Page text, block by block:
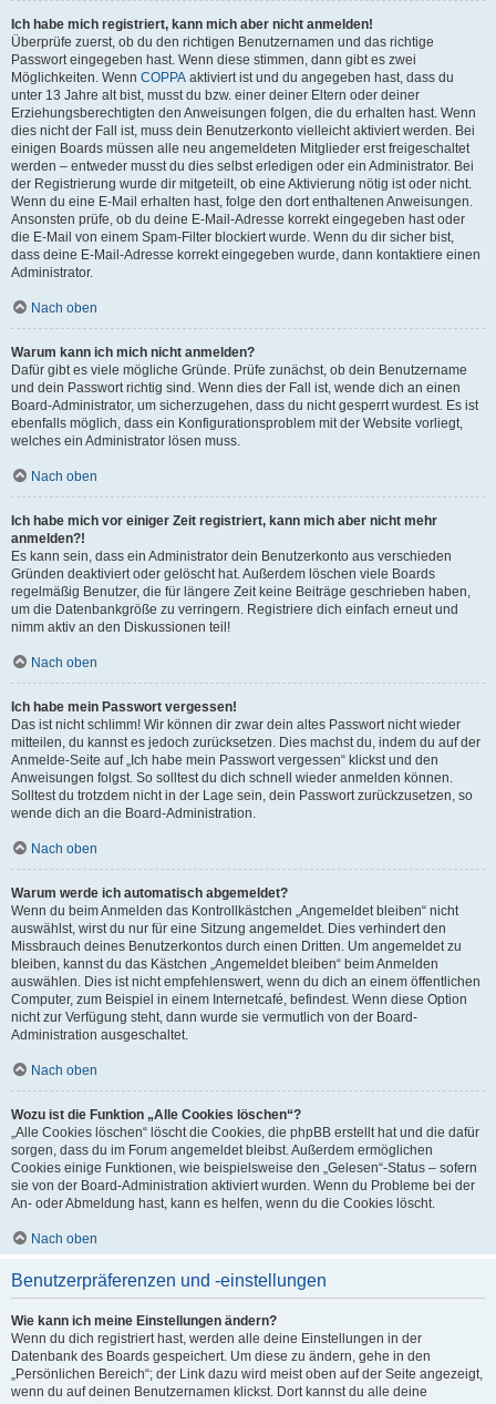
Ich habe mich registriert, kann mich aber nicht anmelden!
Überprüfe zuerst, ob du den richtigen Benutzernamen und das richtige
Passwort eingegeben hast. Wenn diese stimmen, dann gibt es zwei
Möglichkeiten. Wenn COPPA aktiviert ist und du angegeben hast, dass du
unter 13 Jahre alt bist, musst du bzw. einer deiner Eltern oder deiner
Erziehungsberechtigten den Anweisungen folgen, die du erhalten hast. Wenn
dies nicht der Fall ist, muss dein Benutzerkonto vielleicht aktiviert werden. Bei
einigen Boards müssen alle neu angemeldeten Mitglieder erst freigeschaltet
werden – entweder musst du dies selbst erledigen oder ein Administrator. Bei
der Registrierung wurde dir mitgeteilt, ob eine Aktivierung nötig ist oder nicht.
Wenn du eine E-Mail erhalten hast, folge den dort enthaltenen Anweisungen.
Ansonsten prüfe, ob du deine E-Mail-Adresse korrekt eingegeben hast oder
die E-Mail von einem Spam-Filter blockiert wurde. Wenn du dir sicher bist,
dass deine E-Mail-Adresse korrekt eingegeben wurde, dann kontaktiere einen
Administrator.
Nach oben
Warum kann ich mich nicht anmelden?
Dafür gibt es viele mögliche Gründe. Prüfe zunächst, ob dein Benutzername
und dein Passwort richtig sind. Wenn dies der Fall ist, wende dich an einen
Board-Administrator, um sicherzugehen, dass du nicht gesperrt wurdest. Es ist
ebenfalls möglich, dass ein Konfigurationsproblem mit der Website vorliegt,
welches ein Administrator lösen muss.
Nach oben
Ich habe mich vor einiger Zeit registriert, kann mich aber nicht mehr
anmelden?!
Es kann sein, dass ein Administrator dein Benutzerkonto aus verschieden
Gründen deaktiviert oder gelöscht hat. Außerdem löschen viele Boards
regelmäßig Benutzer, die für längere Zeit keine Beiträge geschrieben haben,
um die Datenbankgröße zu verringern. Registriere dich einfach erneut und
nimm aktiv an den Diskussionen teil!
Nach oben
Ich habe mein Passwort vergessen!
Das ist nicht schlimm! Wir können dir zwar dein altes Passwort nicht wieder
mitteilen, du kannst es jedoch zurücksetzen. Dies machst du, indem du auf der
Anmelde-Seite auf „Ich habe mein Passwort vergessen“ klickst und den
Anweisungen folgst. So solltest du dich schnell wieder anmelden können.
Solltest du trotzdem nicht in der Lage sein, dein Passwort zurückzusetzen, so
wende dich an die Board-Administration.
Nach oben
Warum werde ich automatisch abgemeldet?
Wenn du beim Anmelden das Kontrollkästchen „Angemeldet bleiben“ nicht
auswählst, wirst du nur für eine Sitzung angemeldet. Dies verhindert den
Missbrauch deines Benutzerkontos durch einen Dritten. Um angemeldet zu
bleiben, kannst du das Kästchen „Angemeldet bleiben“ beim Anmelden
auswählen. Dies ist nicht empfehlenswert, wenn du dich an einem öffentlichen
Computer, zum Beispiel in einem Internetcafé, befindest. Wenn diese Option
nicht zur Verfügung steht, dann wurde sie vermutlich von der Board-
Administration ausgeschaltet.
Nach oben
Wozu ist die Funktion „Alle Cookies löschen“?
„Alle Cookies löschen“ löscht die Cookies, die phpBB erstellt hat und die dafür
sorgen, dass du im Forum angemeldet bleibst. Außerdem ermöglichen
Cookies einige Funktionen, wie beispielsweise den „Gelesen“-Status – sofern
sie von der Board-Administration aktiviert wurden. Wenn du Probleme bei der
An- oder Abmeldung hast, kann es helfen, wenn du die Cookies löscht.
Nach oben
Benutzerpräferenzen und -einstellungen
Wie kann ich meine Einstellungen ändern?
Wenn du dich registriert hast, werden alle deine Einstellungen in der
Datenbank des Boards gespeichert. Um diese zu ändern, gehe in den
„Persönlichen Bereich“; der Link dazu wird meist oben auf der Seite angezeigt,
wenn du auf deinen Benutzernamen klickst. Dort kannst du alle deine